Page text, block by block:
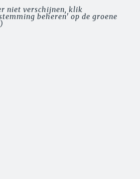
niet verschijnen, klik
beheren' op de groene